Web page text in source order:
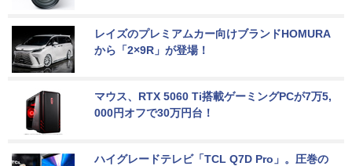
レイズのプレミアムカー向けブランドHOMURA
から「2×9R」が登場！
マウス、RTX 5060 Ti搭載ゲーミングPCが7万5,
000円オフで30万円台！
ハイグレードテレビ「TCL Q7D Pro」。圧巻の